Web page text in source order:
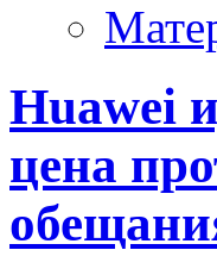
Huawei
цена